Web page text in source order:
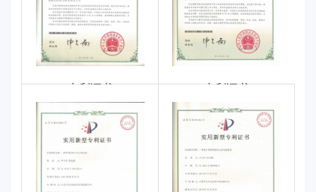
专利证书 专利证书